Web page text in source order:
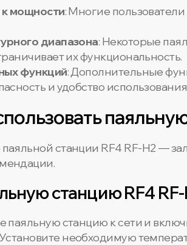
мощности: Многие
диапазона: Некоторые
их функциональность.
функций: Дополнительные
и удобство
станции RF4 RF-H2 —
станцию RF4
паяльную станцию к сети и
Установите необходимую